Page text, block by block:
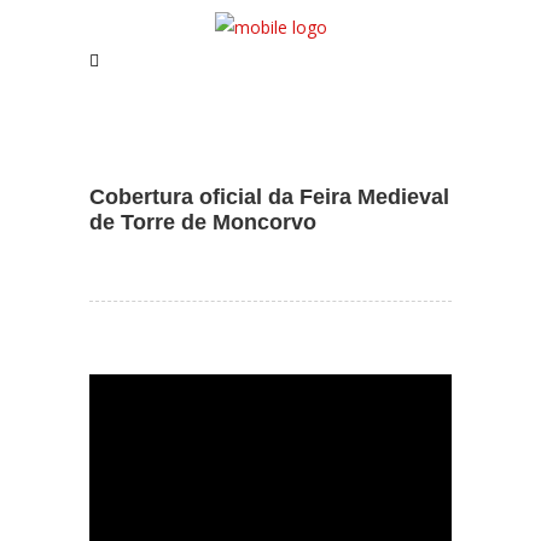
Cobertura oficial da Feira Medieval
de Torre de Moncorvo